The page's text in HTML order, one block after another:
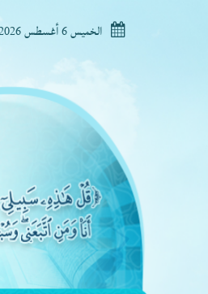
الخميس 6 أغسطس 2026 ميلادى - 21 صفر 1448 هجرى